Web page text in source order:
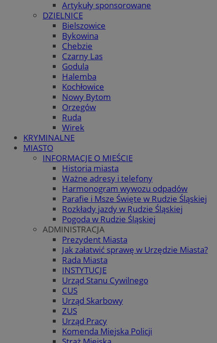
Artykuły sponsorowane
DZIELNICE
Bielszowice
Bykowina
Chebzie
Czarny Las
Godula
Halemba
Kochłowice
Nowy Bytom
Orzegów
Ruda
Wirek
KRYMINALNE
MIASTO
INFORMACJE O MIEŚCIE
Historia miasta
Ważne adresy i telefony
Harmonogram wywozu odpadów
Parafie i Msze Święte w Rudzie Śląskiej
Rozkłady jazdy w Rudzie Śląskiej
Pogoda w Rudzie Śląskiej
ADMINISTRACJA
Prezydent Miasta
Jak załatwić sprawę w Urzędzie Miasta?
Rada Miasta
INSTYTUCJE
Urząd Stanu Cywilnego
CUS
Urząd Skarbowy
ZUS
Urząd Pracy
Komenda Miejska Policji